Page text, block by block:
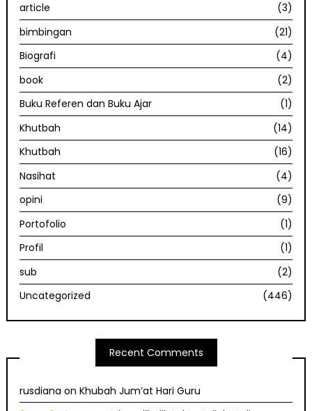
article
(3)
bimbingan
(21)
Biografi
(4)
book
(2)
Buku Referen dan Buku Ajar
(1)
Khutbah
(14)
Khutbah
(16)
Nasihat
(4)
opini
(9)
Portofolio
(1)
Profil
(1)
sub
(2)
Uncategorized
(446)
Recent Comments
rusdiana onKhubah Jum’at Hari Guru